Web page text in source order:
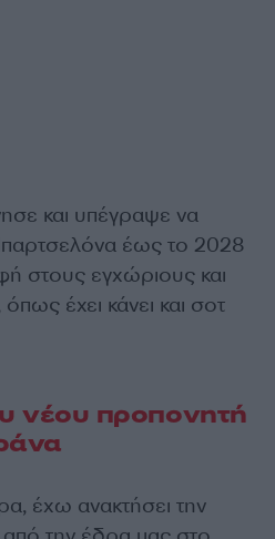
και υπέγραψε να
έως το 2028
στους εγχώριους και
έχει κάνει και σοτ
νέου προπονητή
έχω ανακτήσει την